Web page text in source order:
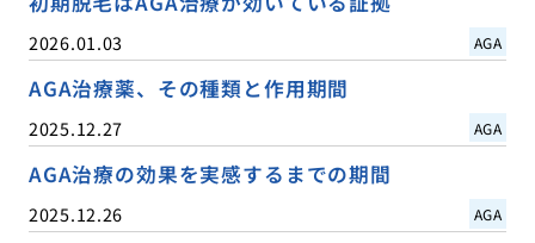
2026.01.03 AGA
AGA治療薬、その種類と作用期間
2025.12.27 AGA
AGA治療の効果を実感するまでの期間
2025.12.26 AGA